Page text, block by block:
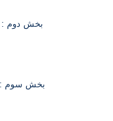
بخش دوم :
بخش سوم :